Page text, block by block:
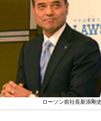
ローソン前社長新浪剛